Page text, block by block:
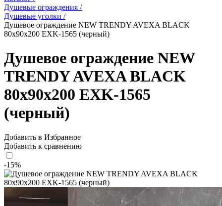
Душевые ограждения /
Душевые уголки /
Душевое ограждение NEW TRENDY AVEXA BLACK
80x90x200 EXK-1565 (черный)
Душевое ограждение NEW
TRENDY AVEXA BLACK
80x90x200 EXK-1565
(черный)
Добавить в Избранное
Добавить к сравнению
-15%